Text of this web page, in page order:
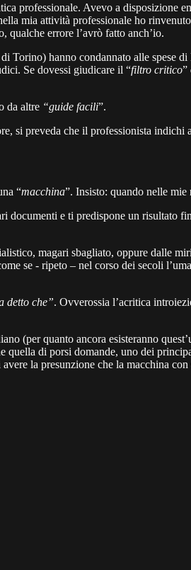
professionale. Avevo a disposizione
mia attività professionale ho
qualche errore l’avrò fatto anch’io.
hanno condannato alle spese
Se dovessi giudicare il “filtro critico”
da altre “guide facili”.
si preveda che il professionista indichi
“macchina”. Insisto: quando nelle mie
e ti predispone un risultato
magari sbagliato, oppure dalle
se - ripeto – nel corso dei secoli
detto che”. Ovverossia l’acritica
(per quanto ancora esisteranno
quella di porsi domande, uno dei
la presunzione che la macchina